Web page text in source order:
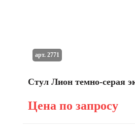
Стул Лион темно-серая
Цена по запросу
арт. 2771